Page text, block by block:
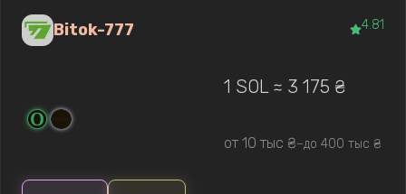
Bitok-777 4.81
1 SOL ≈ 3 175 ₴
от 10 тыс ₴—до 400 тыс ₴